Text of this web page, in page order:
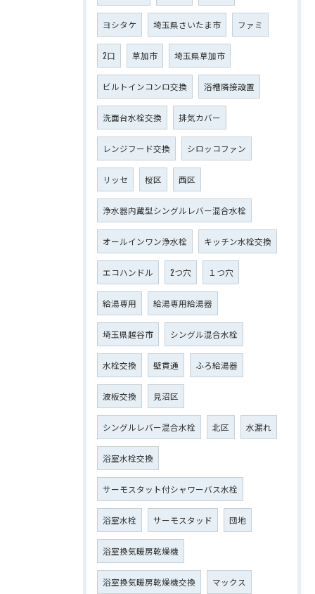
ヨシタケ 埼玉県さいたま市 ファミ
2口 草加市 埼玉県草加市
ビルトインコンロ交換 浴槽隣接設置
洗面台水栓交換 排気カバー
レンジフード交換 シロッコファン
リッセ 桜区 西区
浄水器内蔵型シングルレバー混合水栓
オールインワン浄水栓 キッチン水栓交換
エコハンドル 2つ穴 １つ穴
給湯専用 給湯専用給湯器
埼玉県越谷市 シングル混合水栓
水栓交換 壁貫通 ふろ給湯器
波板交換 見沼区
シングルレバー混合水栓 北区 水漏れ
浴室水栓交換
サーモスタット付シャワーバス水栓
浴室水栓 サーモスタッド 団地
浴室換気暖房乾燥機
浴室換気暖房乾燥機交換 マックス